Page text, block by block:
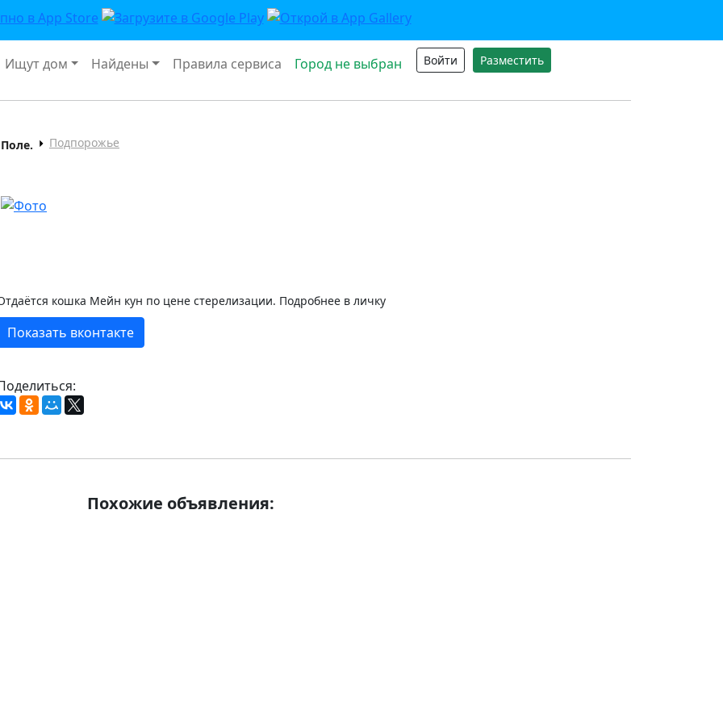
Ищут дом Найдены Правила сервиса Город не выбран Войти Разместить
Подпорожье
кошка Мейн кун по цене стерелизации. Подробнее в личку
Показать вконтакте
Похожие объявления: